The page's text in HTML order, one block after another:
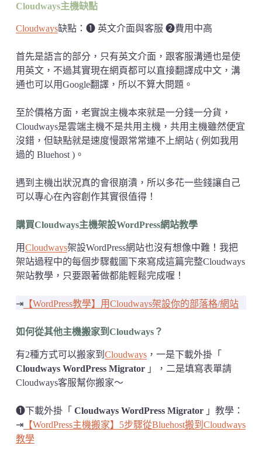
Cloudways主機缺點
Cloudways缺點：➊ 英文介面與客服 ➋費用中高
首先是語言的部分，只有英文介面，跟客服溝通也是使
用英文，不過其實現在網頁都可以直接翻譯成中文，溝
通也可以用Google翻譯，所以不算大問題。
至於價格方面，老實說主機本來就是一分錢一分貨，
Cloudways是雲端主機不是共用主機，共用主機雖然便宜
沒錯，但缺點就是速度慢跟常常連不上網站 ( 例如我用
過的 Bluehost )。
遇到主機出狀況真的會很崩潰，所以多花一些錢讓自己
可以專心在內容創作其實很值得！
購買Cloudways主機架設WordPress網站教學
用Cloudways架設WordPress網站也沒有想像中難！我把
架站過程中的每個步驟截圖下來寫成這篇完整Cloudways
架站教學，只要跟著做都能輕鬆完成喔！
⇥【WordPress教學】用Cloudways架設你的部落格/網站
如何從其他主機搬家到Cloudways？
有2種方式可以搬家到 Cloudways，一是下載外掛「
Cloudways WordPress Migrator」，二是填寫表單請
Cloudways客服幫你搬家～
➊下載外掛「 Cloudways WordPress Migrator」教學：
⇥【WordPress主機搬家】5步驟從Bluehost搬到Cloudways
教學